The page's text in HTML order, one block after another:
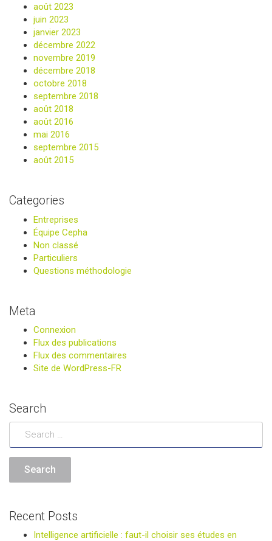
août 2023
juin 2023
janvier 2023
décembre 2022
novembre 2019
décembre 2018
octobre 2018
septembre 2018
août 2018
août 2016
mai 2016
septembre 2015
août 2015
Categories
Entreprises
Équipe Cepha
Non classé
Particuliers
Questions méthodologie
Meta
Connexion
Flux des publications
Flux des commentaires
Site de WordPress-FR
Search
Recent Posts
Intelligence artificielle : faut-il choisir ses études en